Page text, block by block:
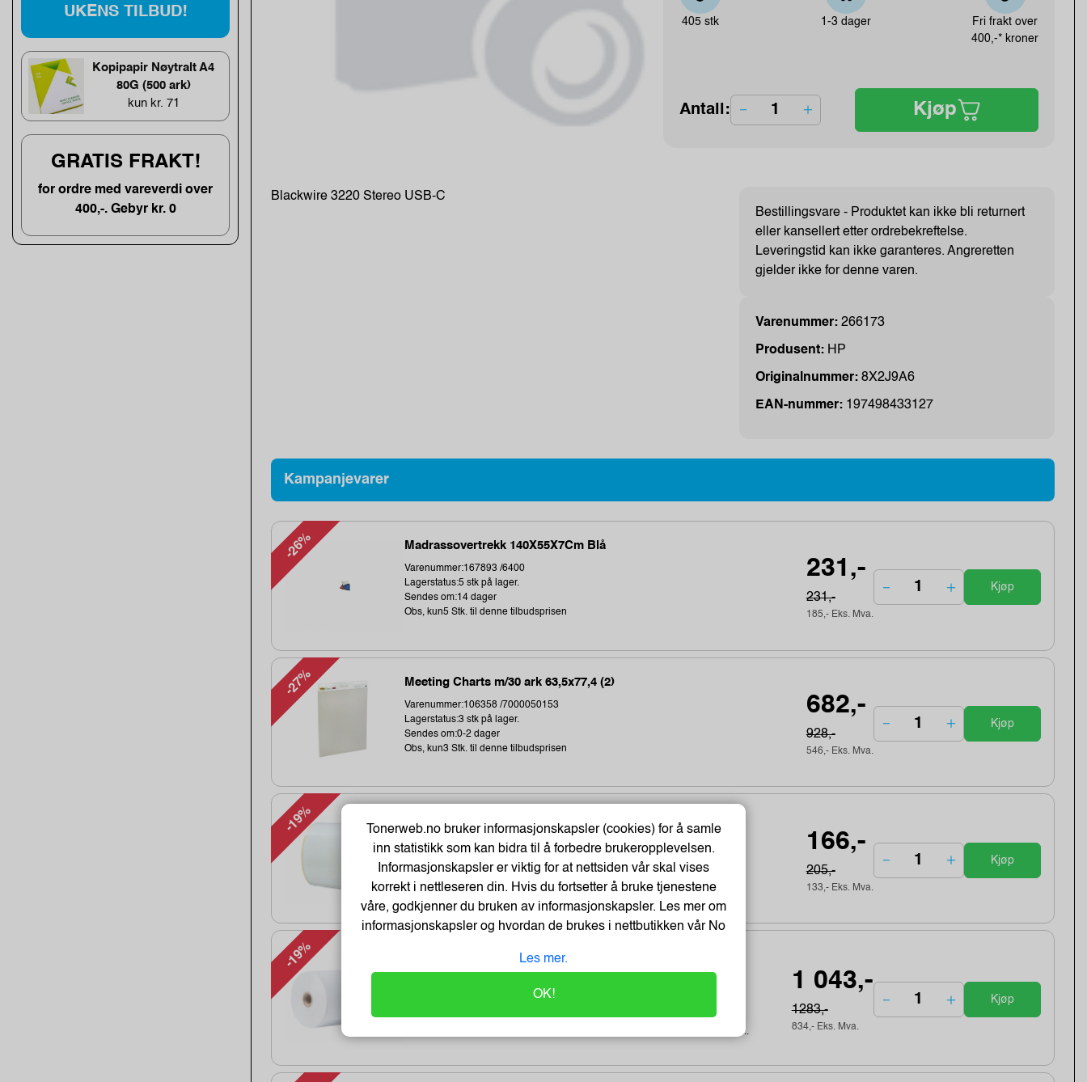
UKENS TILBUD!
Kopipapir Nøytralt A4
80G (500 ark)
kun kr. 71
GRATIS FRAKT!
for ordre med vareverdi over
400,-. Gebyr kr. 0
405 stk 1-3 dager
Fri frakt over
400,-* kroner
Antall: Kjøp
Blackwire 3220 Stereo USB-C
Bestillingsvare - Produktet kan ikke bli returnert
eller kansellert etter ordrebekreftelse.
Leveringstid kan ikke garanteres. Angreretten
gjelder ikke for denne varen.
Varenummer:266173
Produsent: HP
Originalnummer:8X2J9A6
EAN-nummer: 197498433127
Kampanjevarer
-26% Madrassovertrekk 140X55X7Cm Blå
Varenummer:167893 /6400
Lagerstatus:5 stk på lager.
Sendes om:14 dager
Obs, kun5 Stk. til denne tilbudsprisen
231,-
231,-
185,- Eks. Mva.
Kjøp
-27% Meeting Charts m/30 ark 63,5x77,4 (2)
Varenummer:106358 /7000050153
Lagerstatus:3 stk på lager.
Sendes om:0-2 dager
Obs, kun3 Stk. til denne tilbudsprisen
682,-
928,-
546,- Eks. Mva.
Kjøp
-19%
Varenummer:243896 /1315306-002
Sendes om:1-3 dager
Obs, kun3 Stk. til denne tilbudsprisen
166,-
205,-
133,- Eks. Mva.
Kjøp
-19% Direct thermal receipt roll 101,6 mm wide, 32,2 meter length
Varenummer:240538 /BDL7J000102058
Obs, kun2 Stk. til denne tilbudsprisen
Bestillingsvare - Produktet kan ikke bli returnert eller kansellert etter ordrebek...
1 043,-
1283,-
834,- Eks. Mva.
Kjøp
Tonerweb.no bruker informasjonskapsler (cookies) for å samle
inn statistikk som kan bidra til å forbedre brukeropplevelsen.
Informasjonskapsler er viktig for at nettsiden vår skal vises
korrekt i nettleseren din. Hvis du fortsetter å bruke tjenestene
våre, godkjenner du bruken av informasjonskapsler. Les mer om
informasjonskapsler og hvordan de brukes i nettbutikken vårNo
Les mer.
OK!